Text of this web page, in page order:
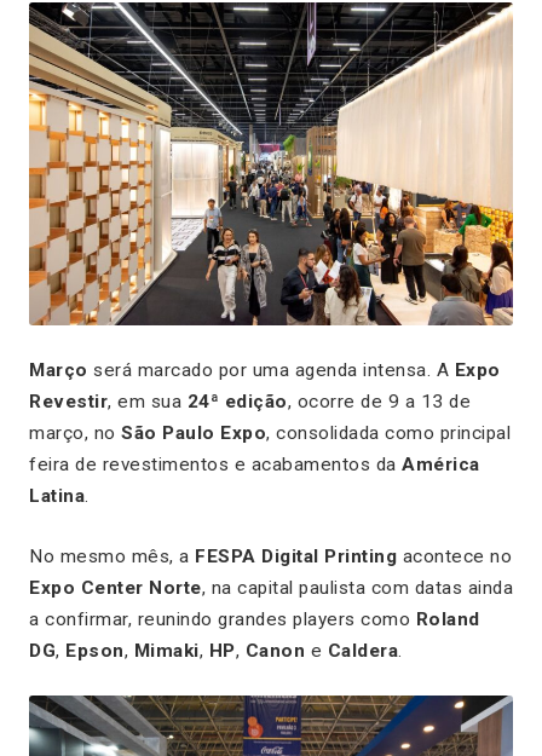
Março será marcado por uma agenda intensa. A Expo
Revestir, em sua 24ª edição, ocorre de 9 a 13 de
março, no São Paulo Expo, consolidada como principal
feira de revestimentos e acabamentos da América
Latina.
No mesmo mês, a FESPA Digital Printing acontece no
Expo Center Norte, na capital paulista com datas ainda
a confirmar, reunindo grandes players como Roland
DG, Epson, Mimaki, HP, Canon e Caldera.